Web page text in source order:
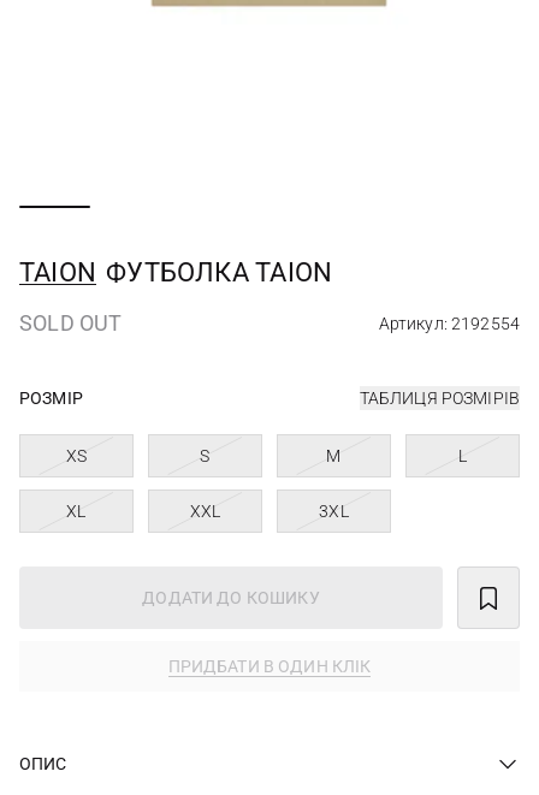
TAION ФУТБОЛКА TAION
SOLD OUT Артикул: 2192554
РОЗМІР ТАБЛИЦЯ РОЗМІРІВ
XS S M L
XL XXL 3XL
ДОДАТИ ДО КОШИКУ
ПРИДБАТИ В ОДИН КЛІК
ОПИС